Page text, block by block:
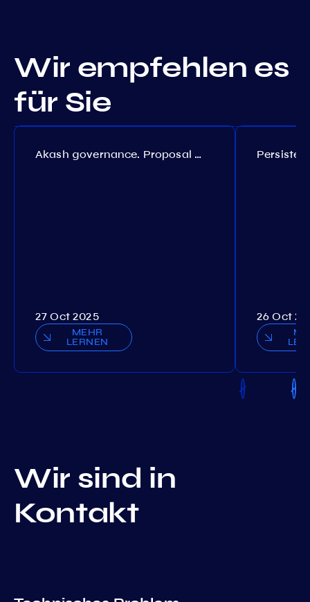
Wir empfehlen es
für Sie
Akash governance. Proposal №308
27 Oct 2025
MEHR
LERNEN
26 Oct
Wir sind in
Kontakt